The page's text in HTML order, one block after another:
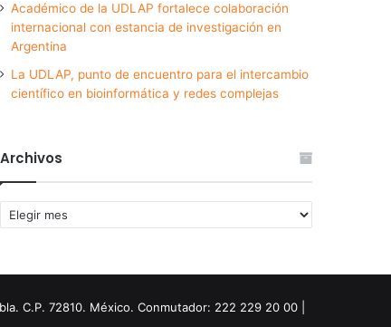
Académico de la UDLAP fortalece colaboración
internacional con estancia de investigación en
Argentina
La UDLAP, punto de encuentro para el intercambio
científico en bioinformática y redes complejas
Archivos
Archivos
C.P. 72810. México. Conmutador: 222 229 20 00 |